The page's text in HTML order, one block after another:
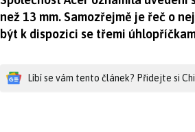
než 13 mm. Samozřejmě je řeč o
být k dispozici se třemi
Líbí se vám tento článek? Přidejte si